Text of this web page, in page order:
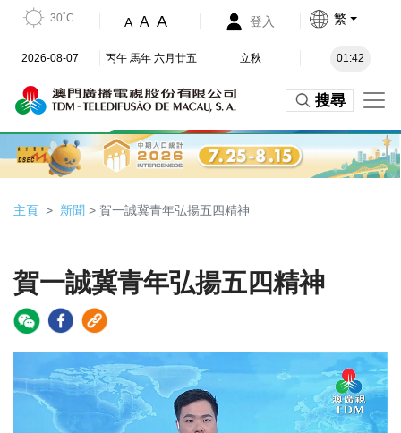
30˚C A A A 登入 繁
2026-08-07 丙午 馬年 六月廿五 立秋 01:42
搜尋
主頁 新聞 > 賀一誠冀青年弘揚五四精神
賀一誠冀青年弘揚五四精神
Player